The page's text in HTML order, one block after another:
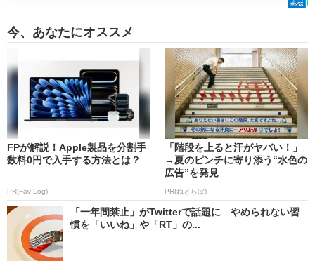
今、あなたにオススメ
FPが解説！Apple製品を分割手
数料0円で入手する方法とは？
PR(Fav-Log)
「階段を上ると汗がヤバい！」
→夏のピンチに寄り添う“水色の
広告”を発見
PR(ねとらぼ)
「一年間禁止」がTwitterで話題に やめられない習
慣を「いいね」や「RT」の...